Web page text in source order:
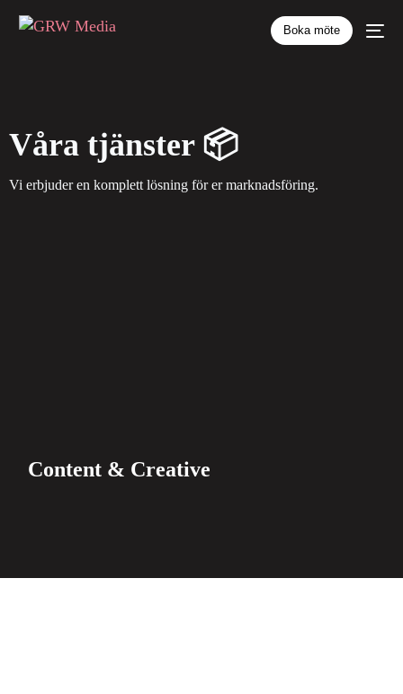
Boka möte
Våra tjänster 📦
Vi erbjuder en komplett lösning för er marknadsföring.
Content & Creative